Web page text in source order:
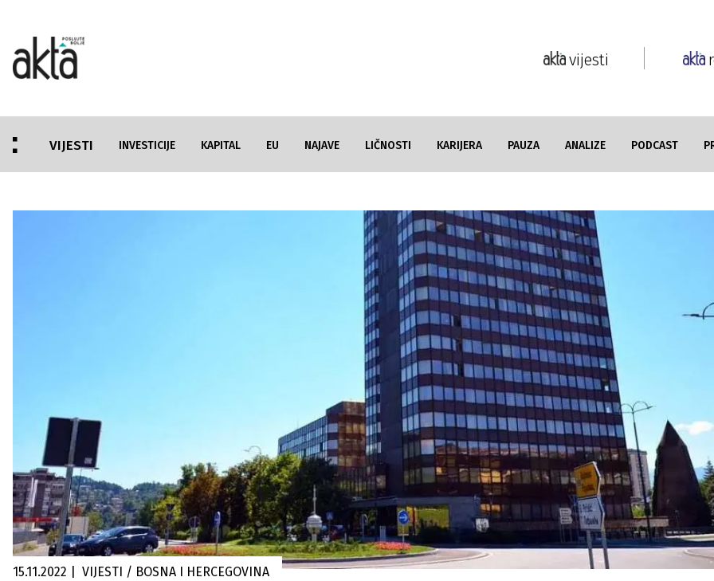
vijesti
VIJESTI INVESTICIJE KAPITAL EU NAJAVE LIČNOSTI KARIJERA PAUZA ANALIZE PODCAST
15.11.2022 VIJESTI / BOSNA I HERCEGOVINA